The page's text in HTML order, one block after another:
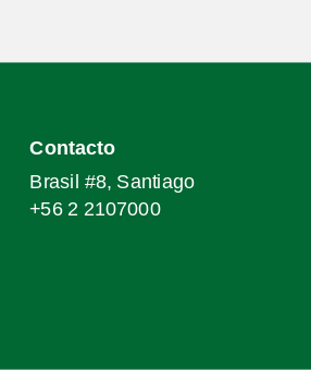
Contacto
Brasil #8, Santiago
+56 2 2107000